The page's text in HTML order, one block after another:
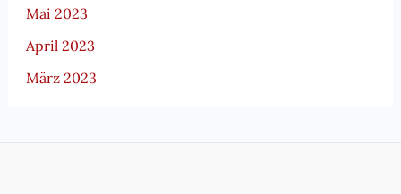
Mai 2023
April 2023
März 2023